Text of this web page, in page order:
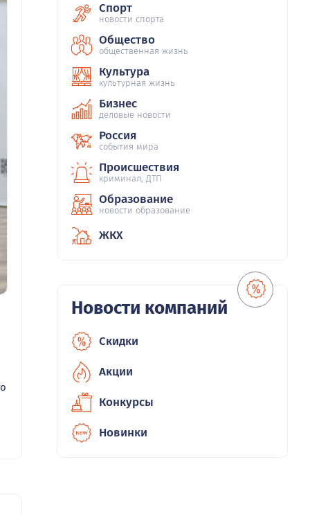
Спорт
новости спорта
Общество
общественная жизнь
Культура
культурная жизнь
Бизнес
деловые новости
Россия
события мира
Происшествия
криминал, ДТП
Образование
новости образование
ЖКХ
Новости компаний
Скидки
Акции
Конкурсы
Новинки